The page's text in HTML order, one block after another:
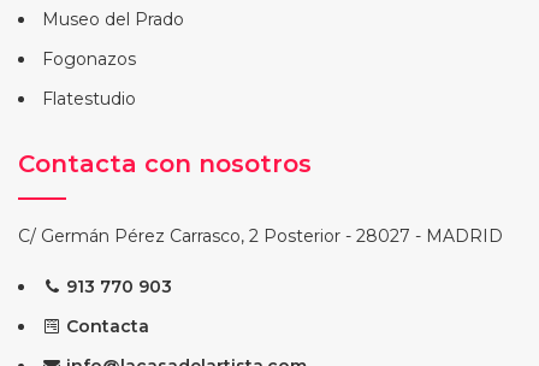
Museo del Prado
Fogonazos
Flatestudio
Contacta con nosotros
C/ Germán Pérez Carrasco, 2 Posterior - 28027 - MADRID
913 770 903
Contacta